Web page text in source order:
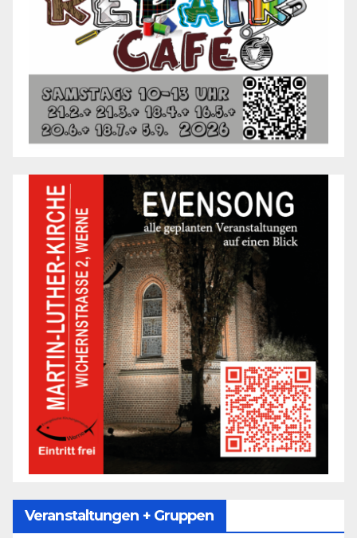
Veranstaltungen + Gruppen